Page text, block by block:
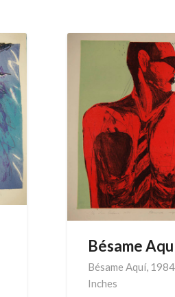
Bésame
Bésame Aquí,
Inches